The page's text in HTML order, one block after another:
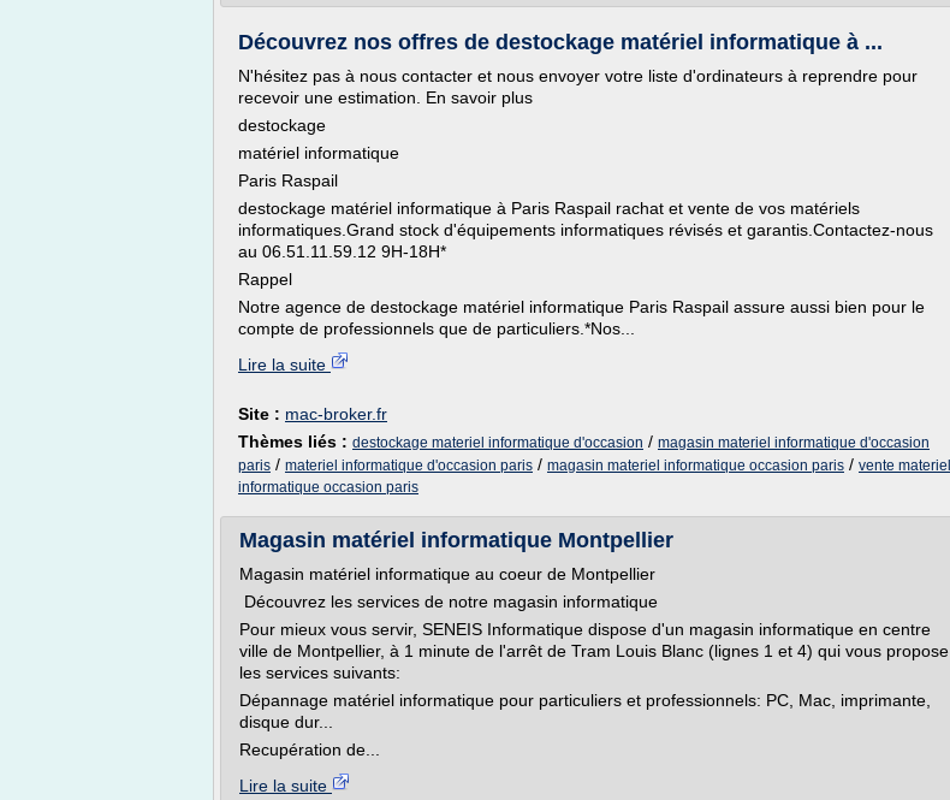
Découvrez nos offres de destockage matériel informatique à ...
N'hésitez pas à nous contacter et nous envoyer votre liste d'ordinateurs à reprendre pour
recevoir une estimation. En savoir plus
destockage
matériel informatique
Paris Raspail
destockage matériel informatique à Paris Raspail rachat et vente de vos matériels
informatiques.Grand stock d'équipements informatiques révisés et garantis.Contactez-nous
au 06.51.11.59.12 9H-18H*
Rappel
Notre agence de destockage matériel informatique Paris Raspail assure aussi bien pour le
compte de professionnels que de particuliers.*Nos...
Lire la suite
Site : mac-broker.fr
Thèmes liés : destockage materiel informatique d'occasion / magasin materiel informatique d'occasion
paris / materiel informatique d'occasion paris / magasin materiel informatique occasion paris / vente materiel
informatique occasion paris
Magasin matériel informatique Montpellier
Magasin matériel informatique au coeur de Montpellier
Découvrez les services de notre magasin informatique
Pour mieux vous servir, SENEIS Informatique dispose d'un magasin informatique en centre
ville de Montpellier, à 1 minute de l'arrêt de Tram Louis Blanc (lignes 1 et 4) qui vous propose
les services suivants:
Dépannage matériel informatique pour particuliers et professionnels: PC, Mac, imprimante,
disque dur...
Recupération de...
Lire la suite